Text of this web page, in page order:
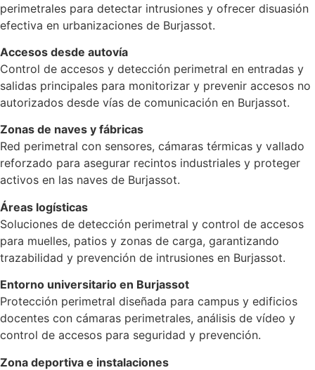
perimetrales para detectar intrusiones y ofrecer disuasión
efectiva en urbanizaciones de Burjassot.
Accesos desde autovía
Control de accesos y detección perimetral en entradas y
salidas principales para monitorizar y prevenir accesos no
autorizados desde vías de comunicación en Burjassot.
Zonas de naves y fábricas
Red perimetral con sensores, cámaras térmicas y vallado
reforzado para asegurar recintos industriales y proteger
activos en las naves de Burjassot.
Áreas logísticas
Soluciones de detección perimetral y control de accesos
para muelles, patios y zonas de carga, garantizando
trazabilidad y prevención de intrusiones en Burjassot.
Entorno universitario en Burjassot
Protección perimetral diseñada para campus y edificios
docentes con cámaras perimetrales, análisis de vídeo y
control de accesos para seguridad y prevención.
Zona deportiva e instalaciones